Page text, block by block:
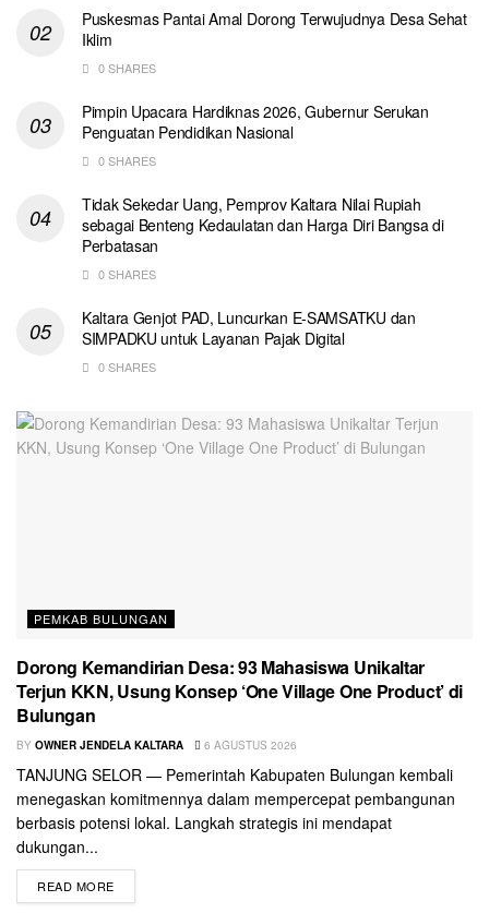
Puskesmas Pantai Amal Dorong Terwujudnya Desa Sehat
Iklim
0 SHARES
Pimpin Upacara Hardiknas 2026, Gubernur Serukan
Penguatan Pendidikan Nasional
0 SHARES
Tidak Sekedar Uang, Pemprov Kaltara Nilai Rupiah
sebagai Benteng Kedaulatan dan Harga Diri Bangsa di
Perbatasan
0 SHARES
Kaltara Genjot PAD, Luncurkan E-SAMSATKU dan
SIMPADKU untuk Layanan Pajak Digital
0 SHARES
PEMKAB BULUNGAN
Dorong Kemandirian Desa: 93 Mahasiswa Unikaltar
Terjun KKN, Usung Konsep ‘One Village One Product’ di
Bulungan
BY OWNER JENDELA KALTARA 6 AGUSTUS 2026
TANJUNG SELOR — Pemerintah Kabupaten Bulungan kembali
menegaskan komitmennya dalam mempercepat pembangunan
berbasis potensi lokal. Langkah strategis ini mendapat
dukungan...
READ MORE